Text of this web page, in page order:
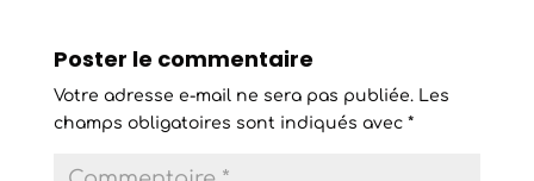
Poster le commentaire
Votre adresse e-mail ne sera pas publiée. Les
champs obligatoires sont indiqués avec *